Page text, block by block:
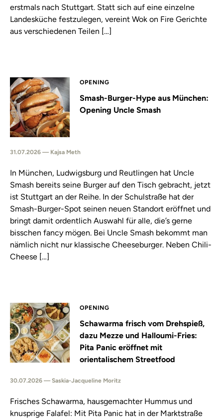
erstmals nach Stuttgart. Statt sich auf eine einzelne
Landesküche festzulegen, vereint Wok on Fire Gerichte
aus verschiedenen Teilen […]
OPENING
Smash-Burger-Hype aus München:
Opening Uncle Smash
31.07.2026 — Kajsa Meth
In München, Ludwigsburg und Reutlingen hat Uncle
Smash bereits seine Burger auf den Tisch gebracht, jetzt
ist Stuttgart an der Reihe. In der Schulstraße hat der
Smash-Burger-Spot seinen neuen Standort eröffnet und
bringt damit ordentlich Auswahl für alle, die’s gerne
bisschen fancy mögen. Bei Uncle Smash bekommt man
nämlich nicht nur klassische Cheeseburger. Neben Chili-
Cheese […]
OPENING
Schawarma frisch vom Drehspieß,
dazu Mezze und Halloumi-Fries:
Pita Panic eröffnet mit
orientalischem Streetfood
30.07.2026 — Saskia-Jacqueline Moritz
Frisches Schawarma, hausgemachter Hummus und
knusprige Falafel: Mit Pita Panic hat in der Marktstraße